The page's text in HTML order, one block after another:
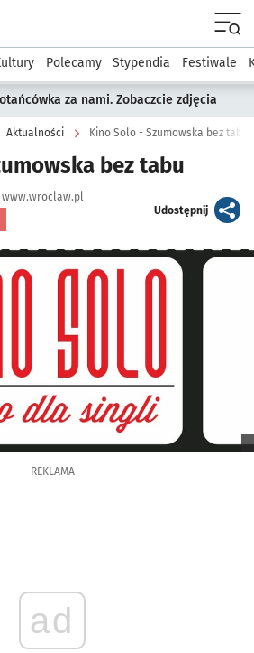
podserwis: Kultura
Polecamy Stypendia Festiwale
za nami. Zobaczcie zdjęcia
Aktualności Kino Solo - Szumowska bez tabu
bez tabu
www.wroclaw.pl
Udostępnijartykuł
REKLAMA
ad